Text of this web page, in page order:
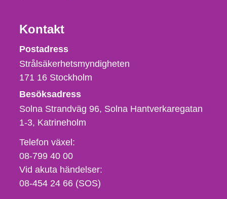
Kontakt
Strålsäkerhetsmyndigheten
Postadress
Strålsäkerhetsmyndigheten
171 16 Stockholm
Besöksadress
Solna Strandväg 96, Solna Hantverkaregatan
1-3 Katrineholm
Telefon,
fax
och
e-
Telefon växel:
08-799 40 00
Vid akuta händelser:
08-454 24 66 (SOS)